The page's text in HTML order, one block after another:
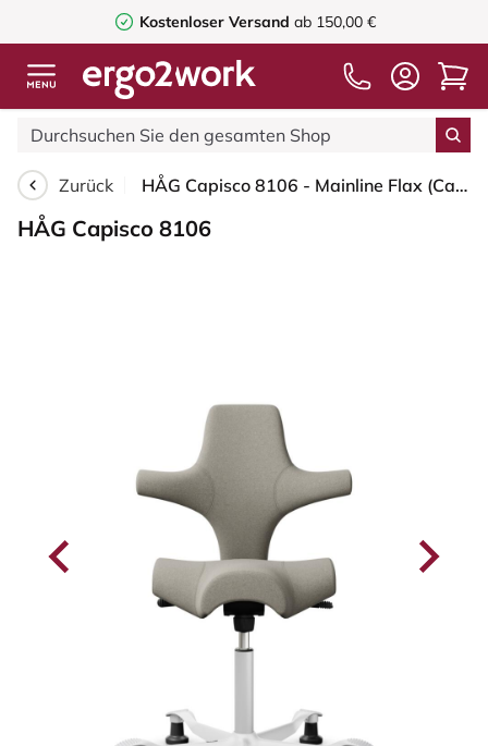
Kostenloser Versand ab 150,00 €
Zurück HÅG Capisco 8106 - Mainline Flax (Camira) Wolle / Leinen - MLF002 Beige-Grey - Weiß - 150mm (Sitzhöhe 40-55cm) - Bodengleiter
HÅG Capisco 8106